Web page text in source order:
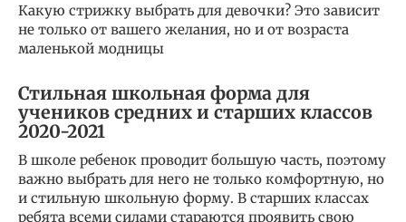
Какую стрижку выбрать для девочки? Это зависит
не только от вашего желания, но и от возраста
маленькой модницы
Стильная школьная форма для
учеников средних и старших классов
2020-2021
В школе ребенок проводит большую часть, поэтому
важно выбрать для него не только комфортную, но
и стильную школьную форму. В старших классах
ребята всеми силами стараются проявить свою